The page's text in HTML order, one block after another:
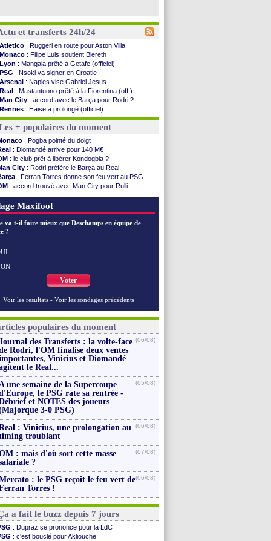
et transferts 24h/24
Atletico : Ruggeri en route pour Aston Villa
Monaco : Filipe Luis soutient Biereth
Lyon : Mangala prêté à Getafe (officiel)
PSG : Nsoki va signer en Croatie
Arsenal : Naples vise Gabriel Jesus
Real : Mastantuono prêté à la Fiorentina (off.)
Man City : accord avec le Barça pour Rodri ?
Rennes : Haise a prolongé (officiel)
Palace: Tomiyasu a convaincu (officiel)
OM: B. Genesio - "ce n'est pas idéal"
TFC: Sion Oppong signe pour 4 ans (officiel)
PSG: Liverpool va proposer 115 M€ pour ...
Norvège: la démission d'Infantino réclamée
PSG: Mbaye, deux pistes se détachent
Monaco : Filipe Luis veut remplacer Akliouche
Grenade: Luca Zidane va changer de club
Juve: Zhegrova très clair sur son futur
Arsenal: Guimarães a signé son contrat
Monaco: le remplaçant d'Akliouche en ...
Man Utd
+ populaires du moment
: Pogba pointé du doigt
: Diomandé arrive pour 140 M€ !
: le club prêt à libérer Kondogbia ?
City : Rodri préfère le Barça au Real !
: Ferran Torres donne son feu vert au PSG
: accord trouvé avec Man City pour Rulli
: une offre pour Bulka
Maxifoot
va t-il faire mieux que Deschamps en équipe de
?
Voter
Voir les resultats - Voir les sondages précédents
populaires du moment
des Transferts : la volte-face
Rodri, l'OM finalise deux ventes
Vinicius et Diomandé
le Real...
(06/08)
une semaine de la Supercoupe
le PSG rate sa rentrée -
et NOTES des joueurs
3-0 PSG)
(05/08)
: Vinicius, une prolongation au
troublant
(06/08)
: mais d'où sort cette masse
?
(07/08)
: le PSG reçoit le feu vert de
Torres !
(06/08)
a fait le buzz depuis 7 jours
: Dupraz se prononce pour la LdC
: c'est bouclé pour Akliouche !